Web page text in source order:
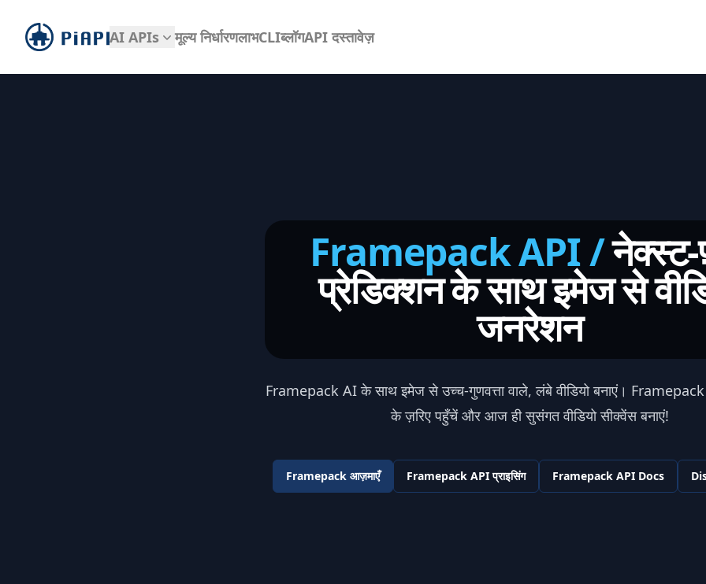
piapi AI APIs मूल्य निर्धारणलाभCLIब्लॉगAPI दस्तावेज़
Framepack API /नेक्स्ट-
प्रेडिक्शन के साथ इमेज से
जनरेशन
Framepack AI के साथ इमेज से उच्च-गुणवत्ता वाले, लंबे वीडियो बनाएं।
के ज़रिए पहुँचें और आज ही सुसंगत वीडियो सीक्वेंस बनाएं!
Framepack आज़माएँ Framepack API प्राइसिंग Framepack API Docs